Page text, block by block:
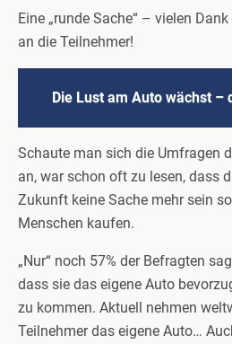
Eine „runde Sache“ – vielen
an die Teilnehmer!
Die Lust am Auto wächst –
Schaute man sich die Umfragen
an, war schon oft zu lesen, dass
Zukunft keine Sache mehr sein
Menschen kaufen.
„Nur“ noch 57% der Befragten
dass sie das eigene Auto
zu kommen. Aktuell nehmen
Teilnehmer das eigene Auto…